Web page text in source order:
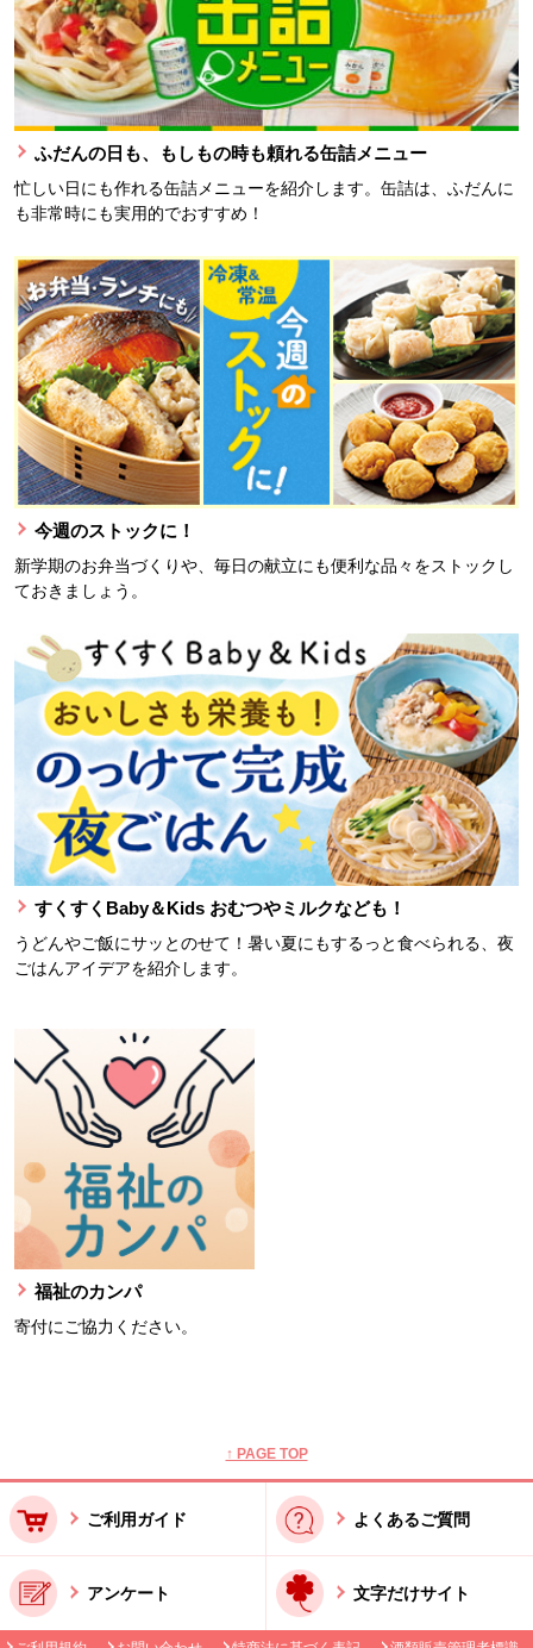
ふだんの日も、もしもの時も頼れる缶詰メニュー
忙しい日にも作れる缶詰メニューを紹介します。缶詰は、ふだんに
も非常時にも実用的でおすすめ！
今週のストックに！
新学期のお弁当づくりや、毎日の献立にも便利な品々をストックし
ておきましょう。
すくすくBaby＆Kids おむつやミルクなども！
うどんやご飯にサッとのせて！暑い夏にもするっと食べられる、夜
ごはんアイデアを紹介します。
福祉のカンパ
寄付にご協力ください。
↑ PAGE TOP
ご利用ガイド よくあるご質問
アンケート 文字だけサイト